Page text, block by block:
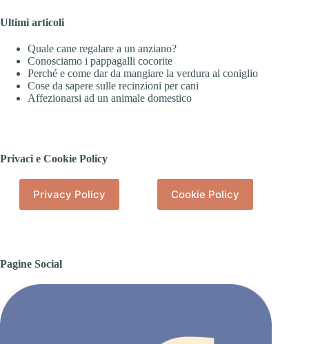
Ultimi articoli
Quale cane regalare a un anziano?
Conosciamo i pappagalli cocorite
Perché e come dar da mangiare la verdura al coniglio
Cose da sapere sulle recinzioni per cani
Affezionarsi ad un animale domestico
Privaci e Cookie Policy
Privacy Policy Cookie Policy
Pagine Social